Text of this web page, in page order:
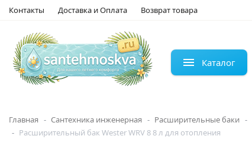
Контакты Доставка и Оплата Возврат товара
Каталог
Главная Сантехника инженерная Расширительные баки
Расширительный бак Wester WRV 8 8 л для отопления